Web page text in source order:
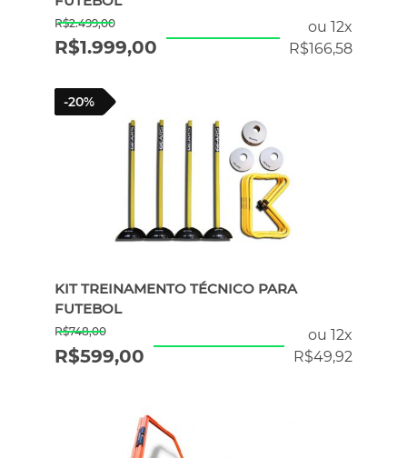
ou 12x
R$166,58
R$2.499,00
R$1.999,00
-20%
KIT TREINAMENTO TÉCNICO PARA
FUTEBOL
ou 12x
R$49,92
R$748,00
R$599,00